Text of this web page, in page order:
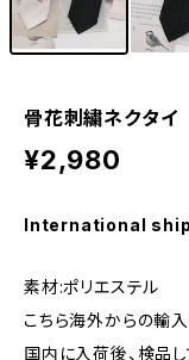
骨花刺繍ネクタイ
¥2,980
International
素材:ポリエステル
こちら海外からの輸
国内に入荷後、検品